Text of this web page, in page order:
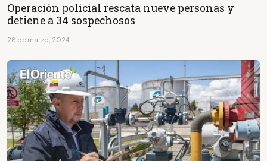
Operación policial rescata nueve personas y
detiene a 34 sospechosos
28 de marzo, 2024